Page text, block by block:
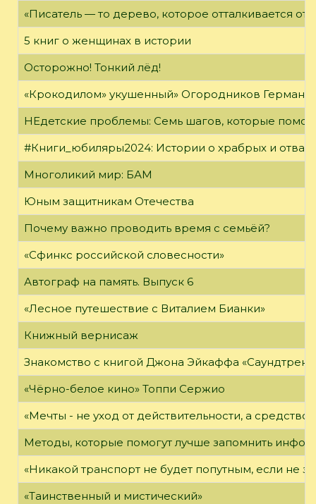
«Писатель — то дерево, которое отталкивается от
5 книг о женщинах в истории
Осторожно! Тонкий лёд!
«Крокодилом» укушенный» Огородников Герман
НЕдетские проблемы: Семь шагов, которые
#Книги_юбиляры2024: Истории о храбрых и
Многоликий мир: БАМ
Юным защитникам Отечества
Почему важно проводить время с семьёй?
«Сфинкс российской словесности»
Автограф на память. Выпуск 6
«Лесное путешествие с Виталием Бианки»
Книжный вернисаж
Знакомство с книгой Джона Эйкаффа «Саундтреки
«Чёрно-белое кино» Топпи Сержио
«Мечты - не уход от действительности, а средство
Методы, которые помогут лучше запомнить
«Никакой транспорт не будет попутным, если не
«Таинственный и мистический»